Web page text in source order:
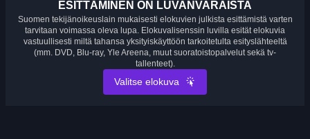
ESITTÄMINEN ON LUVANVARAISTA
Suomen tekijänoikeuslain mukaisesti elokuvien julkista esittämistä varten
tarvitaan voimassa oleva lupa. Elokuvalisenssin luvilla esität elokuvia
vastuullisesti miltä tahansa yksityiskäyttöön tarkoitetulta esityslähteeltä
(mm. DVD, Blu-ray, Yle Areena, muut suoratoistopalvelut sekä tv-
tallenteet).
Valitse elokuva